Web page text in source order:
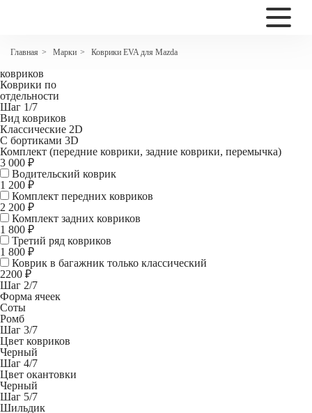
Главная > Марки > Коврики EVA для Mazda
Коврики EVA для Mazda 6 I (GG)
ковриков
Коврики по
отдельности
Шаг 1/7
Вид ковриков
Классические 2D
С бортиками 3D
Комплект (передние коврики, задние коврики, перемычка)
3 000 ₽
Водительский коврик
1 200 ₽
Комплект передних ковриков
2 200 ₽
Комплект задних ковриков
1 800 ₽
Третий ряд ковриков
1 800 ₽
Коврик в багажник только классический
2200 ₽
Шаг 2/7
Форма ячеек
Соты
Ромб
Шаг 3/7
Цвет ковриков
Черный
Шаг 4/7
Цвет окантовки
Черный
Шаг 5/7
Шильдик